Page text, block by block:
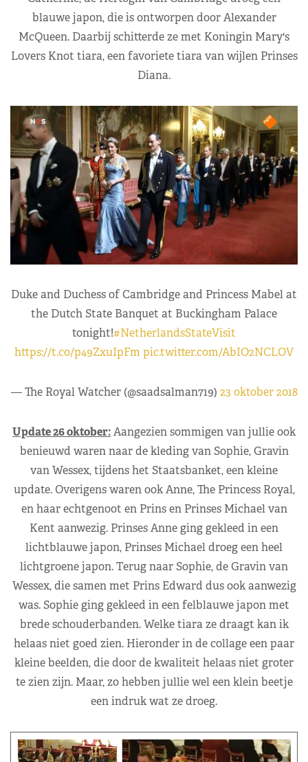
blauwe japon, die is ontworpen door Alexander
McQueen. Daarbij schitterde ze met Koningin Mary's
Lovers Knot tiara, een favoriete tiara van wijlen Prinses
Diana.
Duke and Duchess of Cambridge and Princess Mabel at
the Dutch State Banquet at Buckingham Palace
tonight!#NetherlandsStateVisit
https://t.co/p49ZxuIpFmpic.twitter.com/AbIO2NCLOV
— The Royal Watcher (@saadsalman719) 23 oktober 2018
Update 26 oktober:Aangezien sommigen van jullie ook
benieuwd waren naar de kleding van Sophie, Gravin
van Wessex, tijdens het Staatsbanket, een kleine
update. Overigens waren ook Anne, The Princess Royal,
en haar echtgenoot en Prins en Prinses Michael van
Kent aanwezig. Prinses Anne ging gekleed in een
lichtblauwe japon, Prinses Michael droeg een heel
lichtgroene japon. Terug naar Sophie, de Gravin van
Wessex, die samen met Prins Edward dus ook aanwezig
was. Sophie ging gekleed in een felblauwe japon met
brede schouderbanden. Welke tiara ze draagt kan ik
helaas niet goed zien. Hieronder in de collage een paar
kleine beelden, die door de kwaliteit helaas niet groter
te zien zijn. Maar, zo hebben jullie wel een klein beetje
een indruk wat ze droeg.